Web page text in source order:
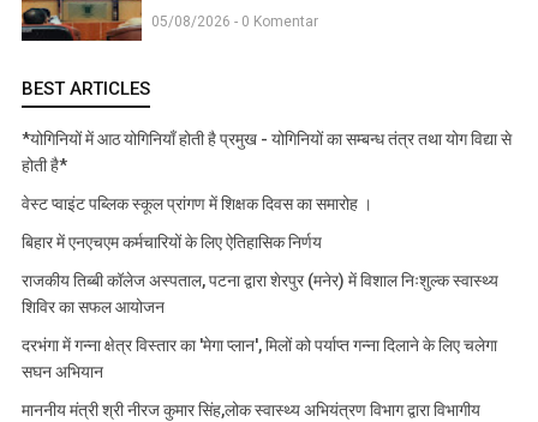
05/08/2026 - 0 Komentar
BEST ARTICLES
*योगिनियों में आठ योगिनियाँ होती है प्रमुख - योगिनियों का सम्बन्ध तंत्र तथा योग विद्या से
होती है*
वेस्ट प्वाइंट पब्लिक स्कूल प्रांगण में शिक्षक दिवस का समारोह ।
बिहार में एनएचएम कर्मचारियों के लिए ऐतिहासिक निर्णय
राजकीय तिब्बी कॉलेज अस्पताल, पटना द्वारा शेरपुर (मनेर) में विशाल निःशुल्क स्वास्थ्य
शिविर का सफल आयोजन
दरभंगा में गन्ना क्षेत्र विस्तार का 'मेगा प्लान', मिलों को पर्याप्त गन्ना दिलाने के लिए चलेगा
सघन अभियान
माननीय मंत्री श्री नीरज कुमार सिंह,लोक स्वास्थ्य अभियंत्रण विभाग द्वारा विभागीय